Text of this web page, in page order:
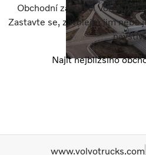
Obchodní zástupci Volvo
Zastavte se, zavolejte jim nebo
Najít nejbližšího
www.volvotrucks.com